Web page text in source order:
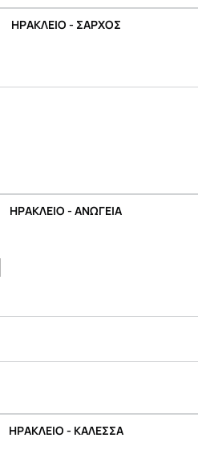
ΗΡΑΚΛΕΙΟ - ΣΑΡΧΟΣ
ΗΡΑΚΛΕΙΟ - ΑΝΩΓΕΙΑ
ΗΡΑΚΛΕΙΟ - ΚΑΛΕΣΣΑ